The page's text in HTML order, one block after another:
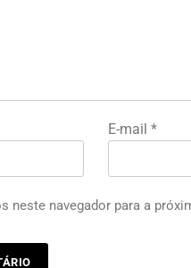
E-mail *
neste navegador para a